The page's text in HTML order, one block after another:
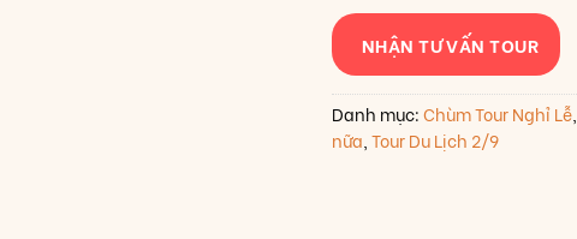
NHẬN TƯ VẤN TOUR
Danh mục:Chùm Tour Nghỉ Lễ,
nữa,Tour Du Lịch 2/9